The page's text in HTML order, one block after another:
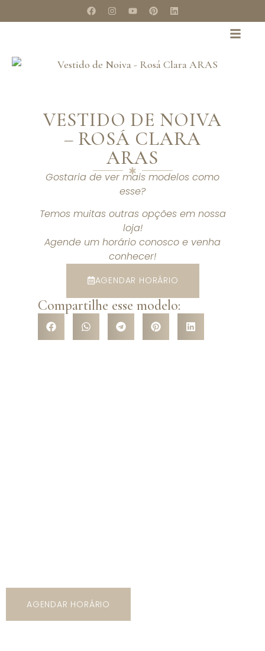
VESTIDO DE NOIVA
– ROSÁ CLARA
ARAS
Gostaria de ver mais modelos como
esse?
Temos muitas outras opções em nossa
loja!
Agende um horário conosco e venha
conhecer!
AGENDAR HORÁRIO
Compartilhe esse modelo:
AGENDAR HORÁRIO